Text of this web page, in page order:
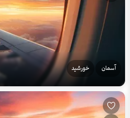
آسمان خورشید